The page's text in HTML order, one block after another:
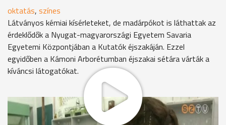
oktatás, színes
Látványos kémiai kísérleteket, de madárpókot is láthattak az
érdeklődők a Nyugat-magyarországi Egyetem Savaria
Egyetemi Központjában a Kutatók éjszakáján. Ezzel
egyidőben a Kámoni Arborétumban éjszakai sétára várták a
kíváncsi látogatókat.
A “fekete kígyó” kísérletet mutatta be az általános
iskolásoknak az egyetem egyik hallgatója.